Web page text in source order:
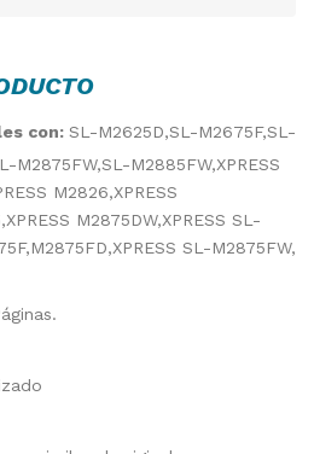
con: SL-M2625D,SL-M2675F,SL-
M2875FW,SL-M2885FW,XPRESS
M2826,XPRESS
M2875DW,XPRESS SL-
SL-M2875FW,